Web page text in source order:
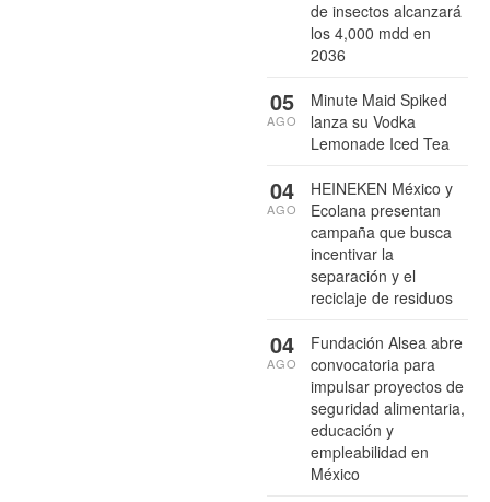
de insectos alcanzará
los 4,000 mdd en
2036
Minute Maid Spiked
lanza su Vodka
Lemonade Iced Tea
05
AGO
HEINEKEN México y
Ecolana presentan
campaña que busca
incentivar la
separación y el
reciclaje de residuos
04
AGO
Fundación Alsea abre
convocatoria para
impulsar proyectos de
seguridad alimentaria,
educación y
empleabilidad en
México
04
AGO